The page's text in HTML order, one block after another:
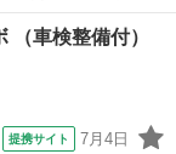
■ グレード名：
ージックプレイ
（車検整備付）
提携サイト 7月4日